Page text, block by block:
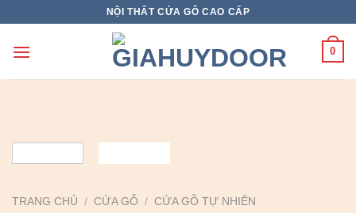
content
NỘI THẤT CỬA GỖ CAO CẤP
0
TRANG CHỦ / CỬA GỖ / CỬA GỖ TỰ NHIÊN